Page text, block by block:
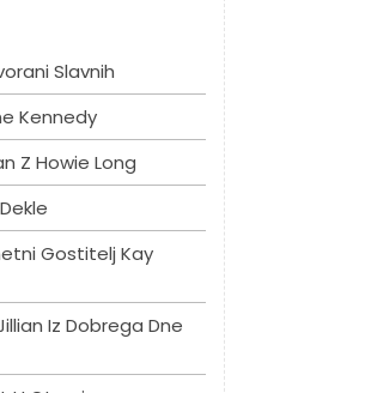
Slavnih
Kennedy
Z Howie Long
Gostitelj Kay
Iz Dobrega Dne